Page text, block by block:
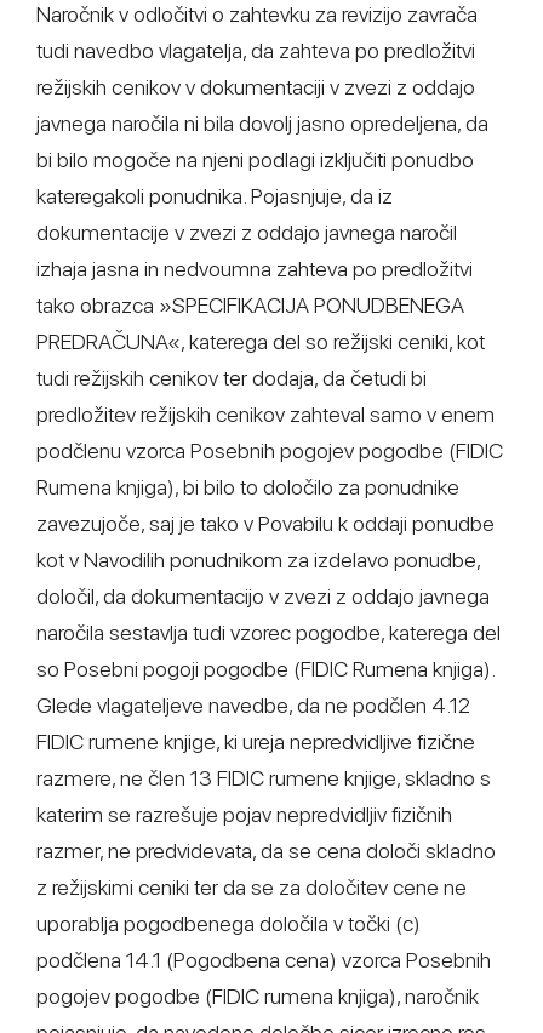
Naročnik v odločitvi o zahtevku za revizijo zavrača
tudi navedbo vlagatelja, da zahteva po predložitvi
režijskih cenikov v dokumentaciji v zvezi z oddajo
javnega naročila ni bila dovolj jasno opredeljena, da
bi bilo mogoče na njeni podlagi izključiti ponudbo
kateregakoli ponudnika. Pojasnjuje, da iz
dokumentacije v zvezi z oddajo javnega naročil
izhaja jasna in nedvoumna zahteva po predložitvi
tako obrazca »SPECIFIKACIJA PONUDBENEGA
PREDRAČUNA«, katerega del so režijski ceniki, kot
tudi režijskih cenikov ter dodaja, da četudi bi
predložitev režijskih cenikov zahteval samo v enem
podčlenu vzorca Posebnih pogojev pogodbe (FIDIC
Rumena knjiga), bi bilo to določilo za ponudnike
zavezujoče, saj je tako v Povabilu k oddaji ponudbe
kot v Navodilih ponudnikom za izdelavo ponudbe,
določil, da dokumentacijo v zvezi z oddajo javnega
naročila sestavlja tudi vzorec pogodbe, katerega del
so Posebni pogoji pogodbe (FIDIC Rumena knjiga).
Glede vlagateljeve navedbe, da ne podčlen 4.12
FIDIC rumene knjige, ki ureja nepredvidljive fizične
razmere, ne člen 13 FIDIC rumene knjige, skladno s
katerim se razrešuje pojav nepredvidljiv fizičnih
razmer, ne predvidevata, da se cena določi skladno
z režijskimi ceniki ter da se za določitev cene ne
uporablja pogodbenega določila v točki (c)
podčlena 14.1 (Pogodbena cena) vzorca Posebnih
pogojev pogodbe (FIDIC rumena knjiga), naročnik